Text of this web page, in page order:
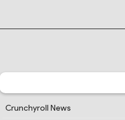
Crunchyroll News